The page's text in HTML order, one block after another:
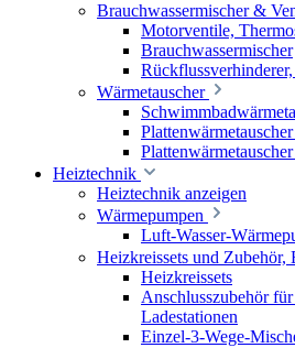
Brauchwassermischer &
Motorventile,
Brauchwassermischer
Wärmetauscher
Heiztechnik
Heiztechnik anzeigen
Wärmepumpen
Luft-Wasser-
Heizkreissets und Zubehör,
Heizkreissets
Anschlusszubehör
Ladestationen
Einzel-3-Wege-